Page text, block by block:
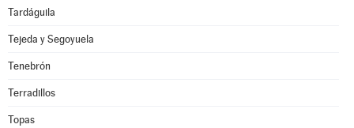
Tardáguila
Tejeda y Segoyuela
Tenebrón
Terradillos
Topas